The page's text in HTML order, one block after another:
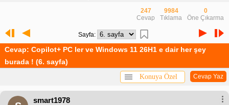
247
Cevap
9984
Tıklama
0
Öne Çıkarma
Sayfa:
Cevap: Copilot+ PC ler ve Windows 11 26H1 e dair her şey
burada ! (6. sayfa)
Cevap Yaz
Konuya Özel
smart1978